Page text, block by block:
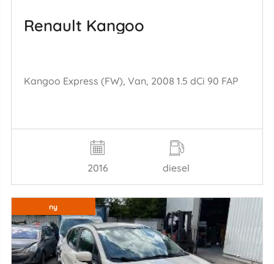
Renault Kangoo
Kangoo Express (FW), Van, 2008 1.5 dCi 90 FAP
2016 diesel
ny